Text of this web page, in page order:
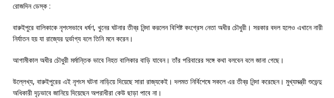
রোজদিন ডেস্ক :
বারুইপুরে বালিকাকে নৃশংসভাবে ধর্ষণ, খুনের ঘটনার তীব্র নিন্দা করলেন বিশিষ্ট কংগ্রেস নেতা অধীর চৌধুরী। সরকার বদল হলেও এখানে নারী
নির্যাতন হয় যা রাজ্যের দুর্ভাগ্য বলে তিনি মনে করেন।
আগামীকাল অধীর চৌধুরী মর্মান্তিক ভাবে নিহত বালিকার বাড়ি যাবেন। তাঁর পরিবারের সঙ্গে কথা বলবেন বলে জানা গেছে।
উল্লেখ্য, বারুইপুরের এই নৃশংস ঘটনা নাড়িয়ে দিয়েছে সারা রাজ্যকেই। দলমত নির্বিশেষে সকলে এর তীব্র নিন্দা করেছেন। মুখ্যমন্ত্রী শুভেন্দু
অধিকারী দৃঢ়ভাবে জানিয়ে দিয়েছেন অপরাধীরা কেউ ছাড়া পাবে না।